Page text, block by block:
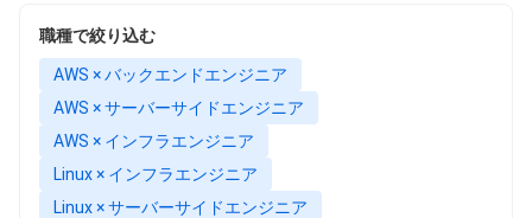
職種で絞り込む
AWS × バックエンドエンジニア
AWS × サーバーサイドエンジニア
AWS × インフラエンジニア
Linux × インフラエンジニア
Linux × サーバーサイドエンジニア